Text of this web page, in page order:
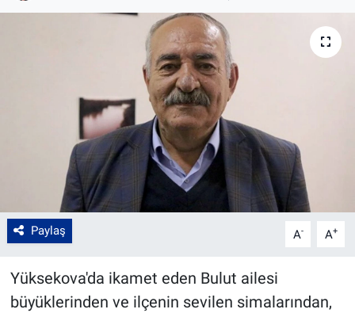
Paylaş A- A+
Yüksekova'da ikamet eden Bulut ailesi
büyüklerinden ve ilçenin sevilen simalarından,